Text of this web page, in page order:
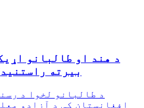
د هند او طالبانو
بیرته